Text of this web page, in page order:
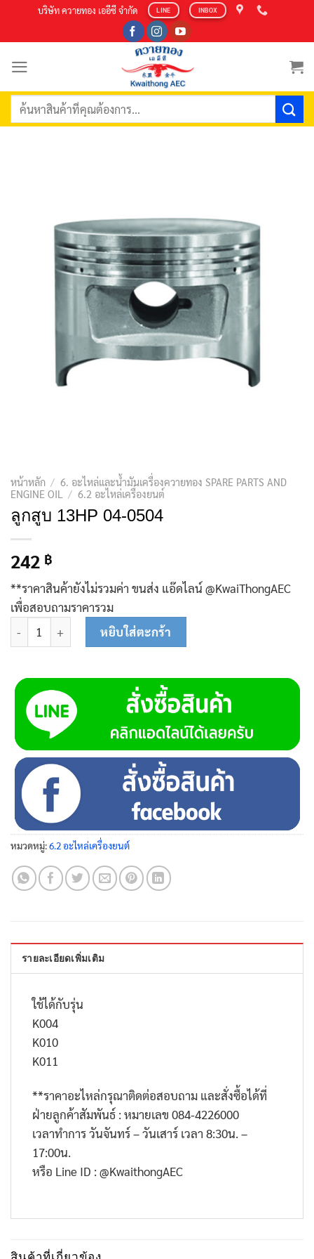
content
บริษัท ควายทอง เออีซี จำกัด LINE INBOX
ค้นหา:
หน้าหลัก / 6. อะไหล่และน้ำมันเครื่องควายทอง SPARE PARTS AND
ENGINE OIL
/ 6.2 อะไหล่เครื่องยนต์
ลูกสูบ 13HP 04-0504
242 ฿
**ราคาสินค้ายังไม่รวมค่า ขนส่ง แอ๊ดไลน์ @KwaiThongAEC
เพื่อสอบถามราคารวม
จำนวน ลูกสูบ 13HP 04-0504 ชิ้น
หยิบใส่ตะกร้า
หมวดหมู่:6.2 อะไหล่เครื่องยนต์
รายละเอียดเพิ่มเติม
ใช้ได้กับรุ่น
K004
K010
K011
**ราคาอะไหล่กรุณาติดต่อสอบถาม และสั่งซื้อได้ที่
ฝ่ายลูกค้าสัมพันธ์ : หมายเลข 084-4226000
เวลาทำการ วันจันทร์ – วันเสาร์ เวลา 8:30น. –
17:00น.
หรือ Line ID : @KwaithongAEC